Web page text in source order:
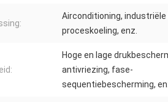
Airconditioning, industriële
proceskoeling, enz.
Hoge en lage
antivriezing, fase-
sequentiebescherming,